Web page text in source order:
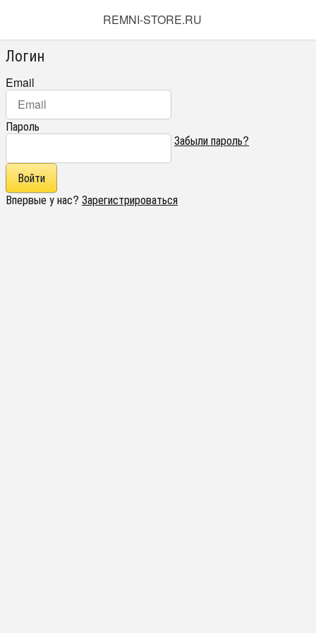
REMNI-STORE.RU
Логин
Email
Пароль
Забыли пароль?
Впервые у нас? Зарегистрироваться